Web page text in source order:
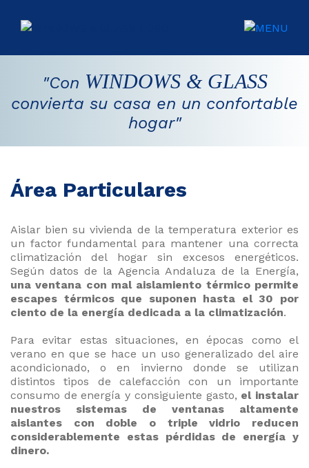
"Con WINDOWS & GLASS
convierta su casa en un confortable
hogar"
Área Particulares
Aislar bien su vivienda de la temperatura exterior es
un factor fundamental para mantener una correcta
climatización del hogar sin excesos energéticos.
Según datos de la Agencia Andaluza de la Energía,
una ventana con mal aislamiento térmico permite
escapes térmicos que suponen hasta el 30 por
ciento de la energía dedicada a la climatización.
Para evitar estas situaciones, en épocas como el
verano en que se hace un uso generalizado del aire
acondicionado, o en invierno donde se utilizan
distintos tipos de calefacción con un importante
consumo de energía y consiguiente gasto, el instalar
nuestros sistemas de ventanas altamente
aislantes con doble o triple vidrio reducen
considerablemente estas pérdidas de energía y
dinero.